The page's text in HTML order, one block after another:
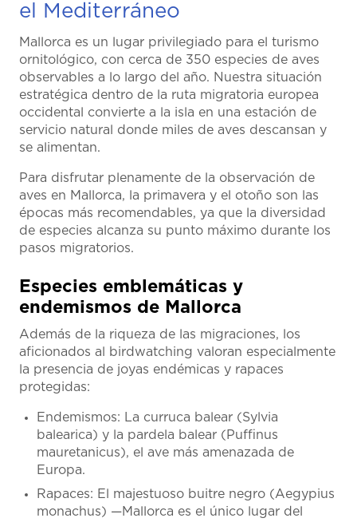
el Mediterráneo
Mallorca es un lugar privilegiado para el turismo
ornitológico, con cerca de 350 especies de aves
observables a lo largo del año. Nuestra situación
estratégica dentro de la ruta migratoria europea
occidental convierte a la isla en una estación de
servicio natural donde miles de aves descansan y
se alimentan.
Para disfrutar plenamente de la observación de
aves en Mallorca, la primavera y el otoño son las
épocas más recomendables, ya que la diversidad
de especies alcanza su punto máximo durante los
pasos migratorios.
Especies emblemáticas y
endemismos de Mallorca
Además de la riqueza de las migraciones, los
aficionados al birdwatching valoran especialmente
la presencia de joyas endémicas y rapaces
protegidas:
Endemismos: La curruca balear (Sylvia
balearica) y la pardela balear (Puffinus
mauretanicus), el ave más amenazada de
Europa.
Rapaces: El majestuoso buitre negro (Aegypius
monachus) —Mallorca es el único lugar del